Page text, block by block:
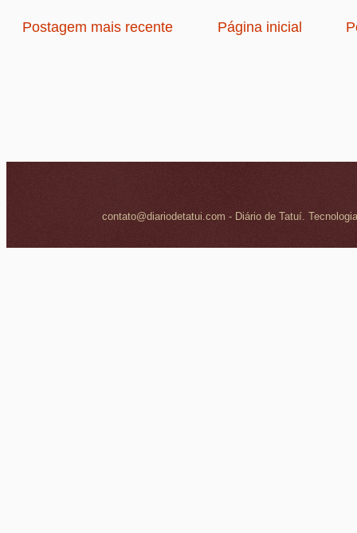
Postagem mais recente Página inicial
contato@diariodetatui.com - Diário de Tatuí.